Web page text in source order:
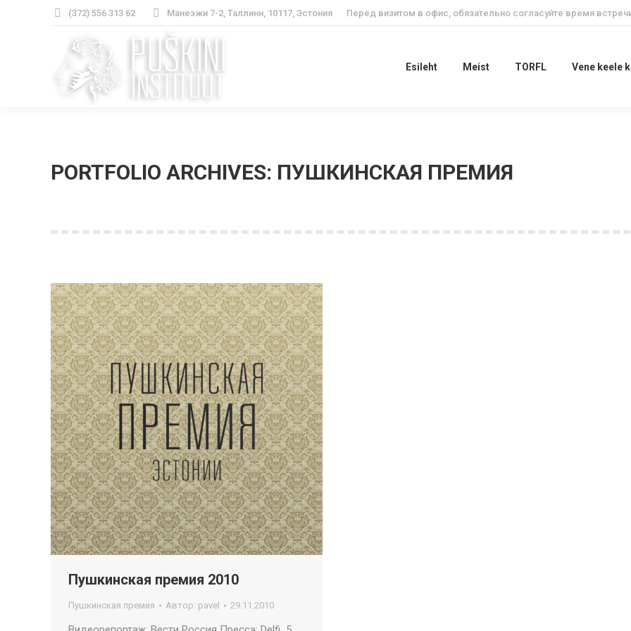
(372) 556 313 62 Манеэжи 7-2, Таллинн, 10117, Эстония Перед визитом в офис, обязательно согласуйте время
Esileht Meist TORFL Vene keele
PORTFOLIO ARCHIVES: ПУШКИНСКАЯ ПРЕМИЯ
Пушкинская премия 2010
Пушкинская премия Автор: pavel 29.11.2010